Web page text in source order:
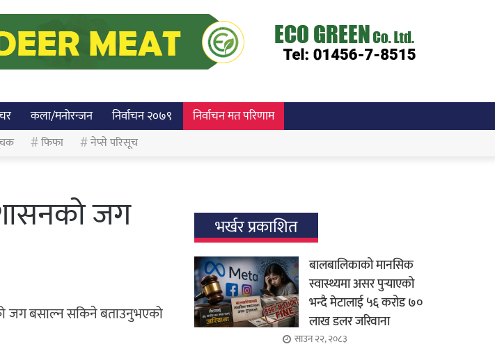
कला/मनोरन्जन निर्वाचन २०७९ निर्वाचन मत परिणाम
फिफा नेप्से परिसूच
जग
जग बसाल्न सकिने बताउनुभएको
भर्खर प्रकाशित
बालबालिकाको मानसिक
स्वास्थ्यमा असर पुर्‍याएको
भन्दै मेटालाई ५६ करोड ७०
लाख डलर जरिवाना
साउन २२, २०८३